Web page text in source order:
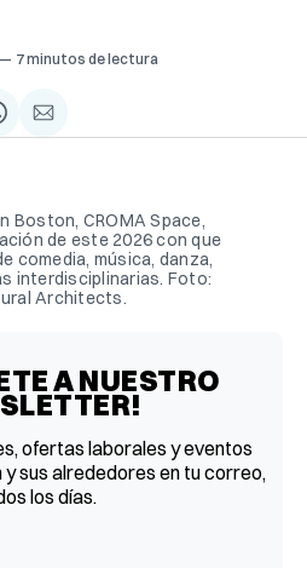
7 minutos de lectura
Compartir
via
Boston, CROMA Space,
de este 2026 con que
comedia, música, danza,
interdisciplinarias. Foto:
Architects.
A NUESTRO
ofertas laborales y eventos
sus alrededores en tu correo,
los días.